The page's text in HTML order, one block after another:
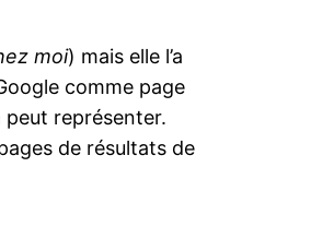
moi) mais elle l’a
comme page
peut représenter.
de résultats de